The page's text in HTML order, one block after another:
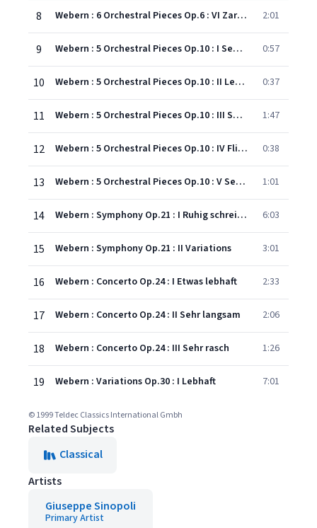
8 Webern : 6 Orchestral Pieces Op.6 : VI Zart bewegt 2:01
9 Webern : 5 Orchestral Pieces Op.10 : I Sehr ruhig und zart 0:57
10 Webern : 5 Orchestral Pieces Op.10 : II Lebhaft und zart bewegt 0:37
11 Webern : 5 Orchestral Pieces Op.10 : III Sehr langsam und äusserst ruhig 1:47
12 Webern : 5 Orchestral Pieces Op.10 : IV Fliessend, äusserst zart 0:38
13 Webern : 5 Orchestral Pieces Op.10 : V Sehr fliessend 1:01
14 Webern : Symphony Op.21 : I Ruhig schreitend 6:03
15 Webern : Symphony Op.21 : II Variations 3:01
16 Webern : Concerto Op.24 : I Etwas lebhaft 2:33
17 Webern : Concerto Op.24 : II Sehr langsam 2:06
18 Webern : Concerto Op.24 : III Sehr rasch 1:26
19 Webern : Variations Op.30 : I Lebhaft 7:01
© 1999 Teldec Classics International Gmbh
Related Subjects
Classical
Artists
Giuseppe Sinopoli
Primary Artist